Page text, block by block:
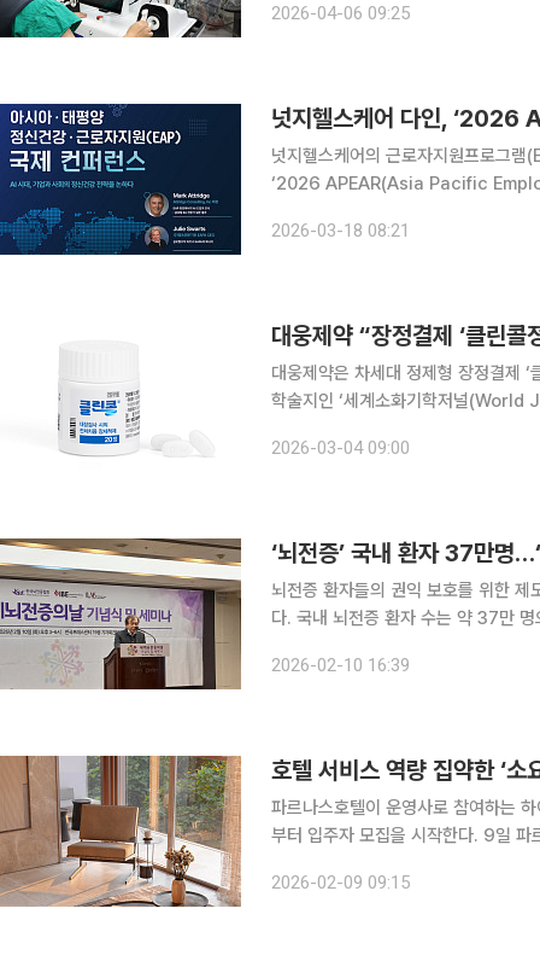
1호 인공지능(AI) 기반 관상동맥중재
2026-04-06 09:25
넛지헬스케어의 근로자지원프로그
‘2026 APEAR(Asia Pacific
의 관리 전략과 최신 트렌드를 공유
2026-03-18 08:21
대웅제약 “장정결제 ‘클린콜
대웅제약은 차세대 정제형 장정결제
학술지인 ‘세계소화기학저널
수 있도록 하는 준비 과정이다. 장정결
2026-03-04 09:00
‘뇌전증’ 국내 환자 37만명
뇌전증 환자들의 권익 보호를 위한 제
다. 국내 뇌전증 환자 수는 약 37만 명
증의날(International Epilepsy
2026-02-10 16:39
호텔 서비스 역량 집약한 ‘
파르나스호텔이 운영사로 참여하는
부터 입주자 모집을 시작한다. 9일 파르나스호텔에 따르면 소요한남 by 파르나스는 서울 용산구 한
'한남더힐', '나인원한남' 등 고급 주거
2026-02-09 09:15